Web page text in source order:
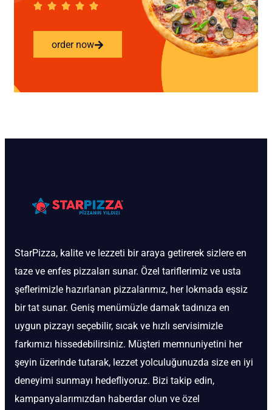
order now
StarPizza, kalite ve lezzeti bir araya getirerek sizlere en
taze ve enfes pizzaları sunar. Özel tariflerimiz ve usta
şeflerimizle hazırlanan pizzalarımız, her lokmada eşsiz
bir tat sunar. Geniş menümüzle damak tadınıza en
uygun pizzayı seçebilir, sıcak ve hızlı servisimizle
farkımızı hissedebilirsiniz. Müşteri memnuniyetini her
şeyin üzerinde tutarak, lezzet yolculuğunuzda size en iyi
deneyimi sunmayı hedefliyoruz. Bizi takip edin,
kampanyalarımızdan haberdar olun ve özel